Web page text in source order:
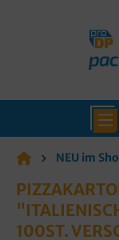
NEU im
100ST.